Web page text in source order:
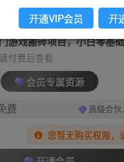
付费后查看
会员专属资源
费 高级合伙
您暂无购买权限，
开通VIP会员 开